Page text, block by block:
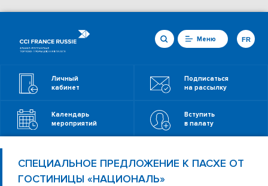
Меню
Личный
кабинет
Подписаться
на рассылку
Календарь
мероприятий
Вступить
в палату
FR
СПЕЦИАЛЬНОЕ ПРЕДЛОЖЕНИЕ К ПАСХЕ ОТ
ГОСТИНИЦЫ «НАЦИОНАЛЬ»